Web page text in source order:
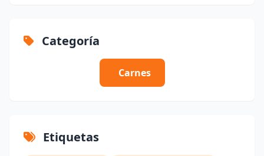
Categoría
Carnes
Etiquetas